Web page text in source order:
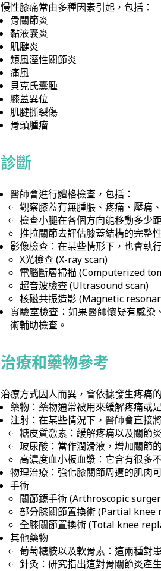
慢性膝痛常由多種因素引起，包括：
骨關節炎
黏液囊炎
肌腱炎
類風溼性關節炎
痛風
貝克氏囊腫
膝蓋異位
肌腱撕裂傷
骨頭腫瘤
診斷
醫師會進行體格檢查，包括：
觀察膝蓋有無腫脹、疼痛、壓痛
檢查小腿在各個方向能移動多少
推拉關節去評估膝蓋結構的完整性
影像檢查：在某些情形下，也會執
X光檢查 (X-ray scan)
電腦斷層掃描 (Computerized
超音波檢查 (Ultrasound scan)
核磁共振造影 (Magnetic
實驗室檢查：如果醫師懷疑有感
術輔助檢查。
治療和藥物參考
治療方式因人而異，會依據發生疼痛
藥物：藥物通常被用來緩解疼痛或
注射：在某些情況下，醫師會直接
糖皮質激素：緩解疼痛以及關節
玻尿酸：當作潤滑液，增加關節
高濃度血小板血漿：它含有很多
物理治療：強化膝關節周遭的肌肉
手術
關節鏡手術 (Arthroscopic
部分膝關節置換術 (Partial
全膝關節置換術 (Total knee
其他藥物
葡萄糖胺以及軟骨素：這兩種對
針灸：研究指出這對骨關節炎產